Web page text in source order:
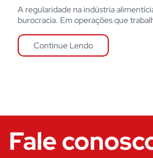
A regularidade na indústria
burocracia. Em operações que
Continue Lendo
Fale